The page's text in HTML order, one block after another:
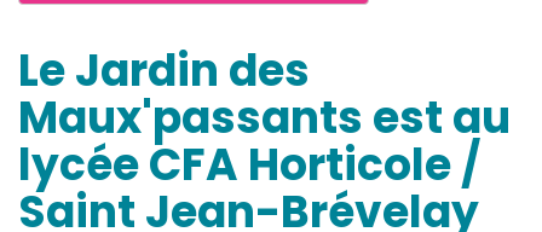
Le Jardin des
Maux'passants est au
lycée CFA Horticole /
Saint Jean-Brévelay